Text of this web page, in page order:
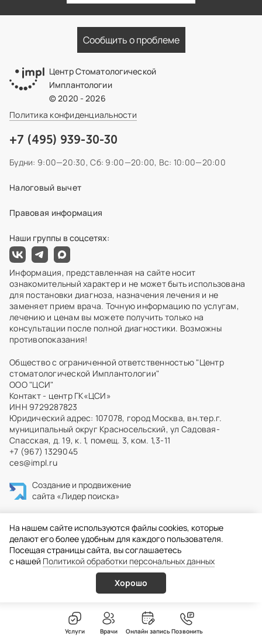
Сообщить о проблеме
Центр Стоматологической
Имплантологии
© 2020 - 2026
Политика конфиденциальности
+7 (495) 939-30-30
Будни: 9:00—20:30, Сб: 9:00—20:00, Вс: 10:00—20:00
Налоговый вычет
Наши группы в соцсетях:
Правовая информация
Информация, представленная на сайте носит
ознакомительный характер и не может быть использована
для постановки диагноза, назначения лечения и не
заменяет прием врача. Точную информацию по услугам,
лечению и ценам вы можете получить только на
консультации после полной диагностики. Возможны
противопоказания!
Общество с ограниченной ответственностью "Центр
стоматологической Имплантологии"
ООО "ЦСИ"
Контакт - центр ГК«ЦСИ»
ИНН 9729287823
Юридический адрес: 107078, город Москва, вн.тер.г.
муниципальный округ Красносельский, ул Садовая-
Спасская, д. 19, к. 1, помещ. 3, ком. 1,3-11
+7 (967) 1329045
ces@impl.ru
Создание и продвижение
сайта «Лидер поиска»
На нашем сайте используются файлы cookies, которые
делают его более удобным для каждого пользователя.
Посещая страницы сайта, вы соглашаетесь
c нашей Политикой обработки персональных данных
Хорошо
Услуги Врачи Онлайн записьПозвонить